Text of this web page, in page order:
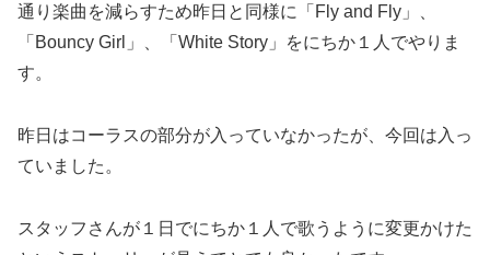
通り楽曲を減らすため昨日と同様に「Fly and Fly」、
「Bouncy Girl」、「White Story」をにちか１人でやりま
す。
昨日はコーラスの部分が入っていなかったが、今回は入っ
ていました。
スタッフさんが１日でにちか１人で歌うように変更かけた